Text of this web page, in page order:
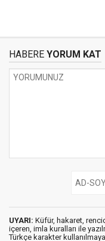
HABERE YORUM KAT
UYARI: Küfür, hakaret,
içeren, imla kuralları ile
Türkçe karakter